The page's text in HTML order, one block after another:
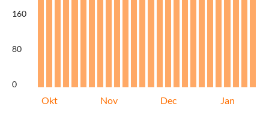
160
80
0
Okt Nov Dec Jan